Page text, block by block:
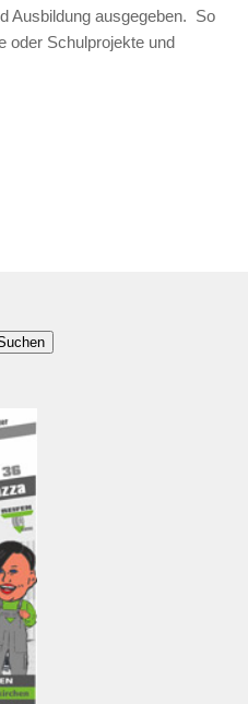
Ausbildung ausgegeben. So
oder Schulprojekte und